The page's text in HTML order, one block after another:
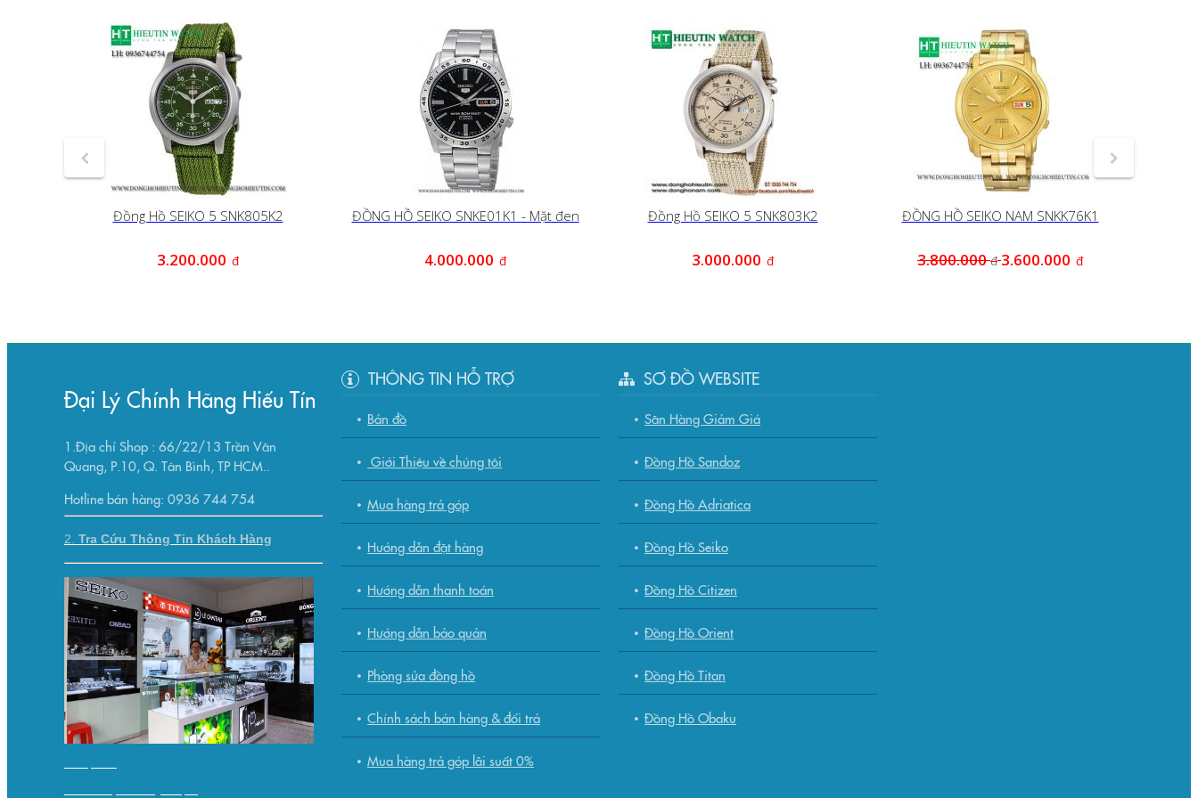
Đồng Hồ SEIKO 5 SNK805K2
3.200.000 đ
ĐỒNG HỒ SEIKO SNKE01K1 - Mặt đen
4.000.000 đ
Đồng Hồ SEIKO 5 SNK803K2
3.000.000 đ
ĐỒNG HỒ SEIKO NAM SNKK76K1
3.800.000đ 3.600.000 đ
Đại Lý Chính Hãng Hiếu Tín
1.Địa chỉ Shop : 66/22/13 Trần Văn
Quang, P.10, Q. Tân Bình, TP HCM..
Hotline bán hàng: 0936 744 754
2. Tra Cứu Thông Tin Khách Hàng
THÔNG TIN HỖ TRỢ
Bản đồ
Giới Thiệu về chúng tôi
Mua hàng trả góp
Hướng dẫn đặt hàng
Hướng dẫn thanh toán
Hướng dẫn bảo quản
Phòng sửa đồng hồ
Chính sách bán hàng & đổi trả
Mua hàng trả góp lãi suất 0%
SƠ ĐỒ WEBSITE
Săn Hàng Giảm Giá
Đồng Hồ Sandoz
Đồng Hồ Adriatica
Đồng Hồ Seiko
Đồng Hồ Citizen
Đồng Hồ Orient
Đồng Hồ Titan
Đồng Hồ Obaku